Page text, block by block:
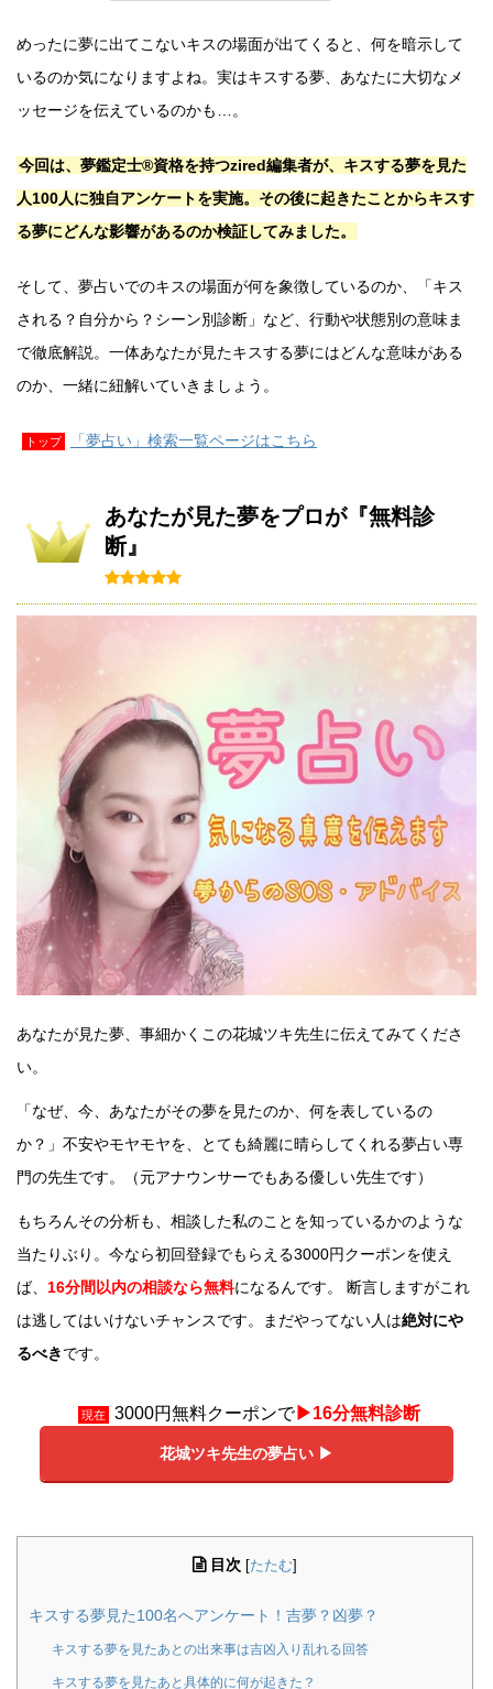
めったに夢に出てこないキスの場面が出てくると、何を暗示して
いるのか気になりますよね。実はキスする夢、あなたに大切なメ
ッセージを伝えているのかも…。
今回は、夢鑑定士®資格を持つzired編集者が、キスする夢を見た
人100人に独自アンケートを実施。その後に起きたことからキスす
る夢にどんな影響があるのか検証してみました。
そして、夢占いでのキスの場面が何を象徴しているのか、「キス
される？自分から？シーン別診断」など、行動や状態別の意味ま
で徹底解説。一体あなたが見たキスする夢にはどんな意味がある
のか、一緒に紐解いていきましょう。
トップ 「夢占い」検索一覧ページはこちら
あなたが見た夢をプロが『無料診
断』
あなたが見た夢、事細かくこの花城ツキ先生に伝えてみてくださ
い。
「なぜ、今、あなたがその夢を見たのか、何を表しているの
か？」不安やモヤモヤを、とても綺麗に晴らしてくれる夢占い専
門の先生です。（元アナウンサーでもある優しい先生です）
もちろんその分析も、相談した私のことを知っているかのような
当たりぶり。今なら初回登録でもらえる3000円クーポンを使え
ば、 16分間以内の相談なら無料になるんです。 断言しますがこれ
は逃してはいけないチャンスです。まだやってない人は絶対にや
るべきです。
現在 3000円無料クーポンで▶︎16分無料診断
花城ツキ先生の夢占い ▶︎
目次 たたむ
キスする夢見た100名へアンケート！吉夢？凶夢？
キスする夢を見たあとの出来事は吉凶入り乱れる回答
キスする夢を見たあと具体的に何が起きた？